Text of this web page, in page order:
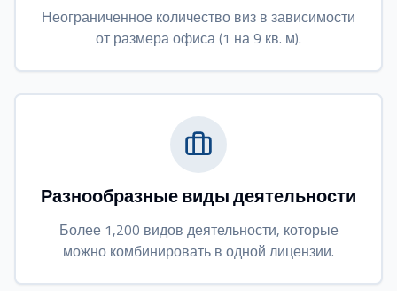
Неограниченное количество виз в зависимости
от размера офиса (1 на 9 кв. м).
Разнообразные виды деятельности
Более 1,200 видов деятельности, которые
можно комбинировать в одной лицензии.